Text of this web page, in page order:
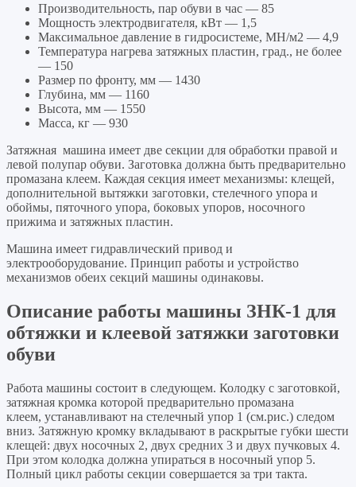
Производительность, пар обуви в час — 85
Мощность электродвигателя, кВт — 1,5
Максимальное давление в гидросистеме, МН/м2 — 4,9
Температура нагрева затяжных пластин, град., не более
— 150
Размер по фронту, мм — 1430
Глубина, мм — 1160
Высота, мм — 1550
Масса, кг — 930
Затяжная машина имеет две секции для обработки правой и
левой полупар обуви. Заготовка должна быть предварительно
промазана клеем. Каждая секция имеет механизмы: клещей,
дополнительной вытяжки заготовки, стелечного упора и
обоймы, пяточного упора, боковых упоров, носочного
прижима и затяжных пластин.
Машина имеет гидравлический привод и
электрооборудование. Принцип работы и устройство
механизмов обеих секций машины одинаковы.
Описание работы машины ЗНК-1 для
обтяжки и клеевой затяжки заготовки
обуви
Работа машины состоит в следующем. Колодку с заготовкой,
затяжная кромка которой предварительно промазана
клеем, устанавливают на стелечный упор 1 (см.рис.) следом
вниз. Затяжную кромку вкладывают в раскрытые губки шести
клещей: двух носочных 2, двух средних 3 и двух пучковых 4.
При этом колодка дол­жна упираться в носочный упор 5.
Полный цикл работы секции совершается за три такта.